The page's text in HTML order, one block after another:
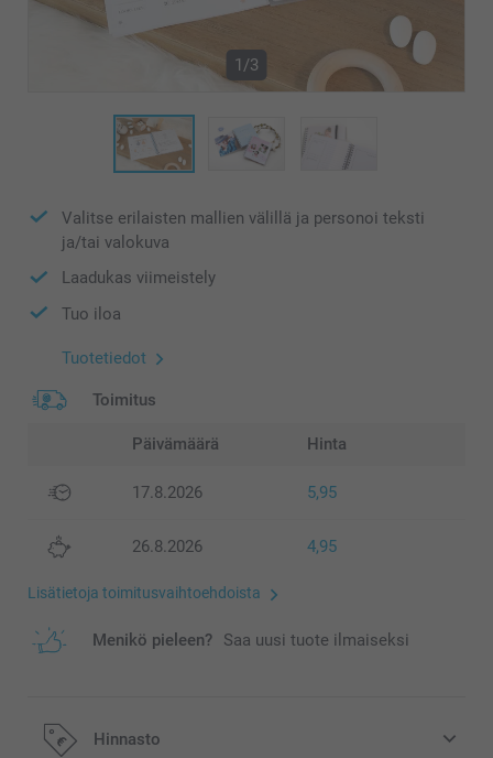
1/3
Valitse erilaisten mallien välillä ja personoi teksti
ja/tai valokuva
Laadukas viimeistely
Tuo iloa
Tuotetiedot
Toimitus
Päivämäärä Hinta
17.8.2026 5,95
26.8.2026 4,95
Lisätietoja toimitusvaihtoehdoista
Menikö pieleen? Saa uusi tuote ilmaiseksi
Hinnasto